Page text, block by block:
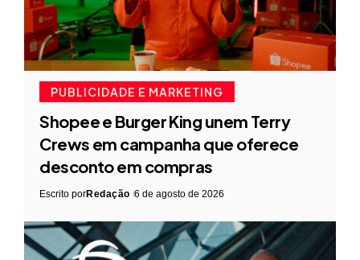
PUBLICIDADE E MARKETING
Shopee e Burger King unem Terry
Crews em campanha que oferece
desconto em compras
Escrito porRedação 6 de agosto de 2026